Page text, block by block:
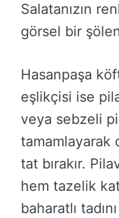
Salatanızın
görsel bir
Hasanpaşa
eşlikçisi ise
veya sebzeli
tamamlayarak
tat bırakır.
hem tazelik
baharatlı